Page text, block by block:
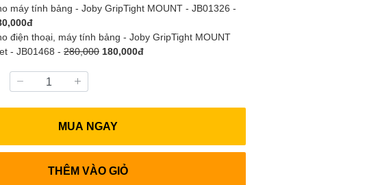
máy tính bảng - Joby GripTight MOUNT - JB01326 -
điện thoại, máy tính bảng - Joby GripTight MOUNT
- JB01468 - 280,000 180,000đ
MUA NGAY
THÊM VÀO GIỎ